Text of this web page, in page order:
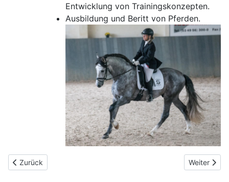
Entwicklung von Trainingskonzepten.
Ausbildung und Beritt von Pferden.
Vorheriger Beitrag: Allwetter-Reitplatz mit Flutlicht
Zurück Nächster
Weiter